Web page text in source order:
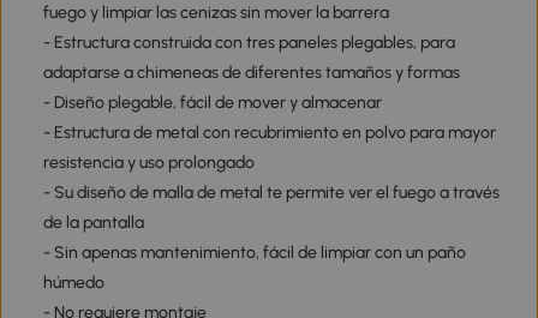
fuego y limpiar las cenizas sin mover la barrera
- Estructura construida con tres paneles plegables, para
adaptarse a chimeneas de diferentes tamaños y formas
- Diseño plegable, fácil de mover y almacenar
- Estructura de metal con recubrimiento en polvo para mayor
resistencia y uso prolongado
- Su diseño de malla de metal te permite ver el fuego a través
de la pantalla
- Sin apenas mantenimiento, fácil de limpiar con un paño
húmedo
- No requiere montaje